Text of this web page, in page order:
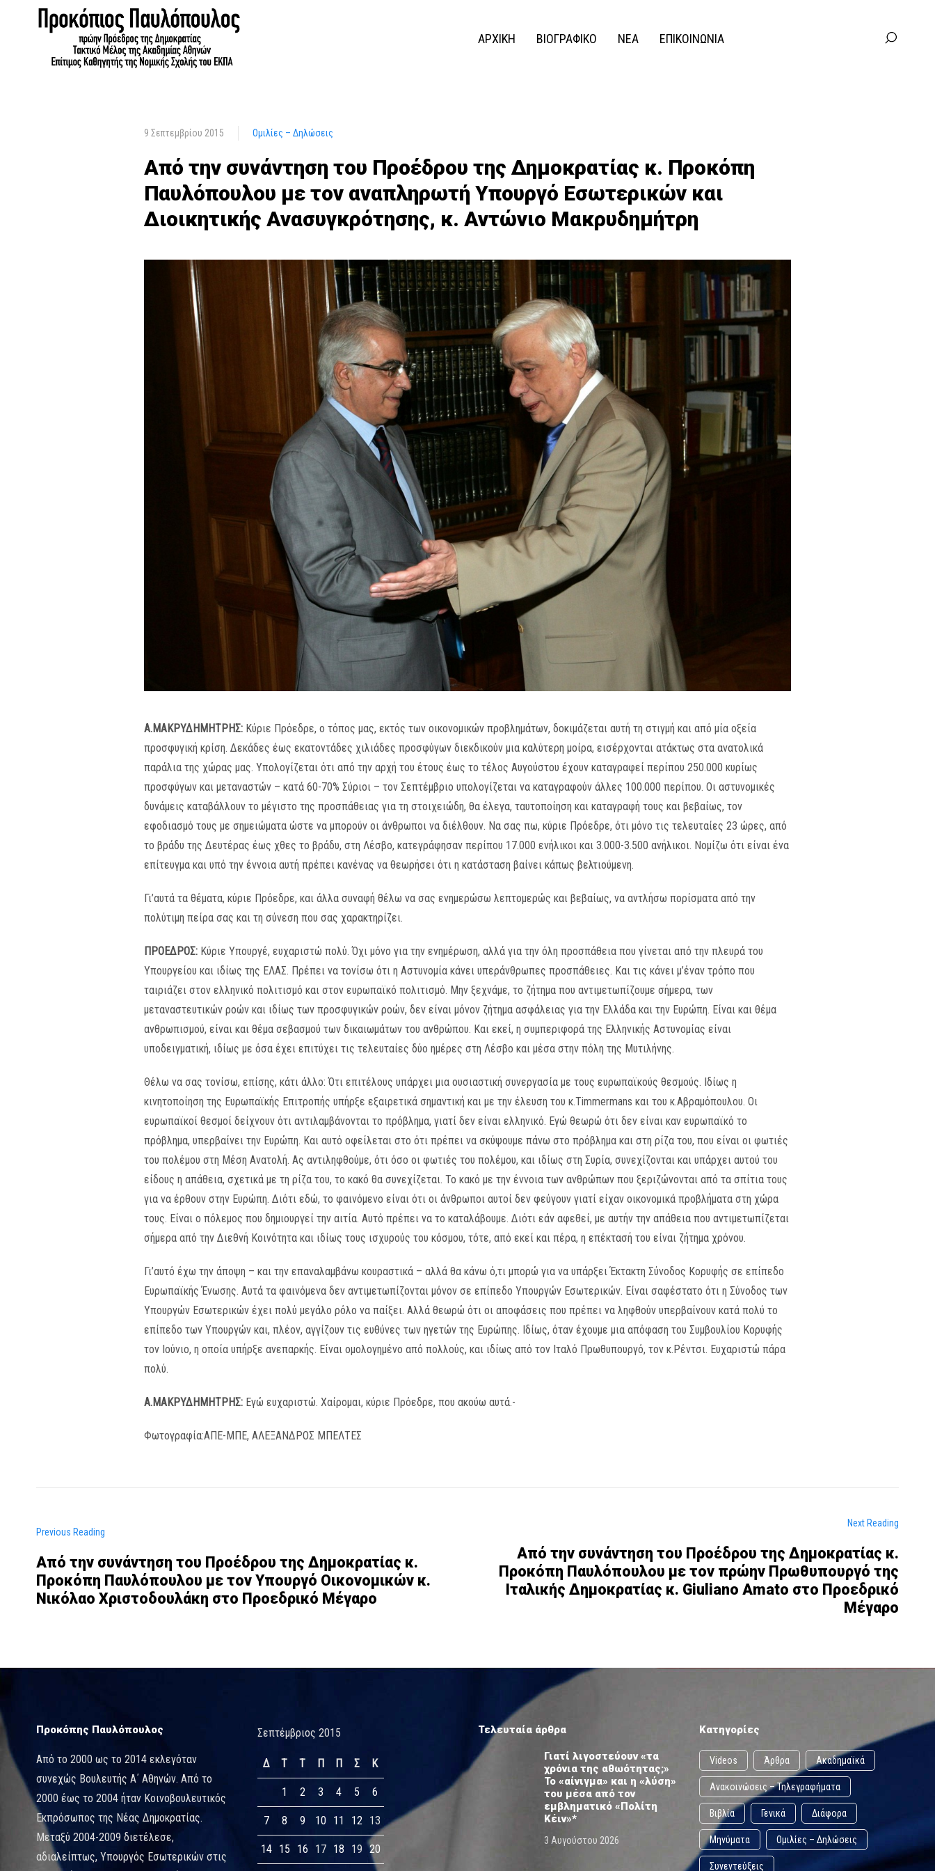
ΑΡΧΙΚΗ ΒΙΟΓΡΑΦΙΚΟ ΝΕΑ ΕΠΙΚΟΙΝΩΝΙΑ
9 Σεπτεμβρίου 2015 Ομιλίες – Δηλώσεις
Από την συνάντηση του Προέδρου της Δημοκρατίας κ. Προκόπη
Παυλόπουλου με τον αναπληρωτή Υπουργό Εσωτερικών και
Διοικητικής Ανασυγκρότησης, κ. Αντώνιο Μακρυδημήτρη
Α.ΜΑΚΡΥΔΗΜΗΤΡΗΣ: Κύριε Πρόεδρε, ο τόπος μας, εκτός των οικονομικών προβλημάτων, δοκιμάζεται αυτή τη στιγμή και από μία οξεία
προσφυγική κρίση. Δεκάδες έως εκατοντάδες χιλιάδες προσφύγων διεκδικούν μια καλύτερη μοίρα, εισέρχονται ατάκτως στα ανατολικά
παράλια της χώρας μας. Υπολογίζεται ότι από την αρχή του έτους έως το τέλος Αυγούστου έχουν καταγραφεί περίπου 250.000 κυρίως
προσφύγων και μεταναστών – κατά 60-70% Σύριοι – τον Σεπτέμβριο υπολογίζεται να καταγραφούν άλλες 100.000 περίπου. Οι αστυνομικές
δυνάμεις καταβάλλουν το μέγιστο της προσπάθειας για τη στοιχειώδη, θα έλεγα, ταυτοποίηση και καταγραφή τους και βεβαίως, τον
εφοδιασμό τους με σημειώματα ώστε να μπορούν οι άνθρωποι να διέλθουν. Να σας πω, κύριε Πρόεδρε, ότι μόνο τις τελευταίες 23 ώρες, από
το βράδυ της Δευτέρας έως χθες το βράδυ, στη Λέσβο, κατεγράφησαν περίπου 17.000 ενήλικοι και 3.000-3.500 ανήλικοι. Νομίζω ότι είναι ένα
επίτευγμα και υπό την έννοια αυτή πρέπει κανένας να θεωρήσει ότι η κατάσταση βαίνει κάπως βελτιούμενη.
Γι’αυτά τα θέματα, κύριε Πρόεδρε, και άλλα συναφή θέλω να σας ενημερώσω λεπτομερώς και βεβαίως, να αντλήσω πορίσματα από την
πολύτιμη πείρα σας και τη σύνεση που σας χαρακτηρίζει.
ΠΡΟΕΔΡΟΣ: Κύριε Υπουργέ, ευχαριστώ πολύ. Όχι μόνο για την ενημέρωση, αλλά για την όλη προσπάθεια που γίνεται από την πλευρά του
Υπουργείου και ιδίως της ΕΛΑΣ. Πρέπει να τονίσω ότι η Αστυνομία κάνει υπεράνθρωπες προσπάθειες. Και τις κάνει μ’έναν τρόπο που
ταιριάζει στον ελληνικό πολιτισμό και στον ευρωπαϊκό πολιτισμό. Μην ξεχνάμε, το ζήτημα που αντιμετωπίζουμε σήμερα, των
μεταναστευτικών ροών και ιδίως των προσφυγικών ροών, δεν είναι μόνον ζήτημα ασφάλειας για την Ελλάδα και την Ευρώπη. Είναι και θέμα
ανθρωπισμού, είναι και θέμα σεβασμού των δικαιωμάτων του ανθρώπου. Και εκεί, η συμπεριφορά της Ελληνικής Αστυνομίας είναι
υποδειγματική, ιδίως με όσα έχει επιτύχει τις τελευταίες δύο ημέρες στη Λέσβο και μέσα στην πόλη της Μυτιλήνης.
Θέλω να σας τονίσω, επίσης, κάτι άλλο: Ότι επιτέλους υπάρχει μια ουσιαστική συνεργασία με τους ευρωπαϊκούς θεσμούς. Ιδίως η
κινητοποίηση της Ευρωπαϊκής Επιτροπής υπήρξε εξαιρετικά σημαντική και με την έλευση του κ.Timmermans και του κ.Αβραμόπουλου. Οι
ευρωπαϊκοί θεσμοί δείχνουν ότι αντιλαμβάνονται το πρόβλημα, γιατί δεν είναι ελληνικό. Εγώ θεωρώ ότι δεν είναι καν ευρωπαϊκό το
πρόβλημα, υπερβαίνει την Ευρώπη. Και αυτό οφείλεται στο ότι πρέπει να σκύψουμε πάνω στο πρόβλημα και στη ρίζα του, που είναι οι φωτιές
του πολέμου στη Μέση Ανατολή. Ας αντιληφθούμε, ότι όσο οι φωτιές του πολέμου, και ιδίως στη Συρία, συνεχίζονται και υπάρχει αυτού του
είδους η απάθεια, σχετικά με τη ρίζα του, το κακό θα συνεχίζεται. Το κακό με την έννοια των ανθρώπων που ξεριζώνονται από τα σπίτια τους
για να έρθουν στην Ευρώπη. Διότι εδώ, το φαινόμενο είναι ότι οι άνθρωποι αυτοί δεν φεύγουν γιατί είχαν οικονομικά προβλήματα στη χώρα
τους. Είναι ο πόλεμος που δημιουργεί την αιτία. Αυτό πρέπει να το καταλάβουμε. Διότι εάν αφεθεί, με αυτήν την απάθεια που αντιμετωπίζεται
σήμερα από την Διεθνή Κοινότητα και ιδίως τους ισχυρούς του κόσμου, τότε, από εκεί και πέρα, η επέκτασή του είναι ζήτημα χρόνου.
Γι’αυτό έχω την άποψη – και την επαναλαμβάνω κουραστικά – αλλά θα κάνω ό,τι μπορώ για να υπάρξει Έκτακτη Σύνοδος Κορυφής σε επίπεδο
Ευρωπαϊκής Ένωσης. Αυτά τα φαινόμενα δεν αντιμετωπίζονται μόνον σε επίπεδο Υπουργών Εσωτερικών. Είναι σαφέστατο ότι η Σύνοδος των
Υπουργών Εσωτερικών έχει πολύ μεγάλο ρόλο να παίξει. Αλλά θεωρώ ότι οι αποφάσεις που πρέπει να ληφθούν υπερβαίνουν κατά πολύ το
επίπεδο των Υπουργών και, πλέον, αγγίζουν τις ευθύνες των ηγετών της Ευρώπης. Ιδίως, όταν έχουμε μια απόφαση του Συμβουλίου Κορυφής
τον Ιούνιο, η οποία υπήρξε ανεπαρκής. Είναι ομολογημένο από πολλούς, και ιδίως από τον Ιταλό Πρωθυπουργό, τον κ.Ρέντσι. Ευχαριστώ πάρα
πολύ.
Α.ΜΑΚΡΥΔΗΜΗΤΡΗΣ: Εγώ ευχαριστώ. Χαίρομαι, κύριε Πρόεδρε, που ακούω αυτά.-
Φωτογραφία:ΑΠΕ-ΜΠΕ, ΑΛΕΞΑΝΔΡΟΣ ΜΠΕΛΤΕΣ
Previous Reading
Από την συνάντηση του Προέδρου της Δημοκρατίας κ.
Προκόπη Παυλόπουλου με τον Υπουργό Οικονομικών κ.
Νικόλαο Χριστοδουλάκη στο Προεδρικό Μέγαρο
Next Reading
Από την συνάντηση του Προέδρου της Δημοκρατίας κ.
Προκόπη Παυλόπουλου με τον πρώην Πρωθυπουργό της
Ιταλικής Δημοκρατίας κ. Giuliano Amato στο Προεδρικό
Μέγαρο
Προκόπης Παυλόπουλος
Από το 2000 ως το 2014 εκλεγόταν
συνεχώς Βουλευτής Α΄ Αθηνών. Από το
2000 έως το 2004 ήταν Κοινοβουλευτικός
Εκπρόσωπος της Νέας Δημοκρατίας.
Μεταξύ 2004-2009 διετέλεσε,
αδιαλείπτως, Υπουργός Εσωτερικών στις
Σεπτέμβριος 2015
Δ Τ Τ Π Π Σ Κ
1 2 3 4 5 6
7 8 9 10 11 12 13
14 15 16 17 18 19 20
Τελευταία άρθρα
Γιατί λιγοστεύουν «τα
χρόνια της αθωότητας;»
Το «αίνιγμα» και η «λύση»
του μέσα από τον
εμβληματικό «Πολίτη
Κέιν»*
3 Αυγούστου 2026
Κατηγορίες
Videos Άρθρα Ακαδημαϊκά
Ανακοινώσεις – Τηλεγραφήματα
Βιβλία Γενικά Διάφορα
Μηνύματα Ομιλίες – Δηλώσεις
Συνεντεύξεις